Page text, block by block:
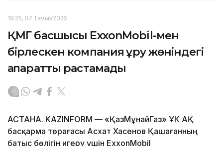
19:25, 07 Тамыз 2026
ҚМГ басшысы ExxonMobil-мен
бірлескен компания құру жөніндегі
ақпаратты растамады
АСТАНА. KAZINFORM — «ҚазМұнайГаз» ҰК АҚ
басқарма төрағасы Асхат Хасенов Қашағанның
батыс бөлігін игеру үшін ExxonMobil